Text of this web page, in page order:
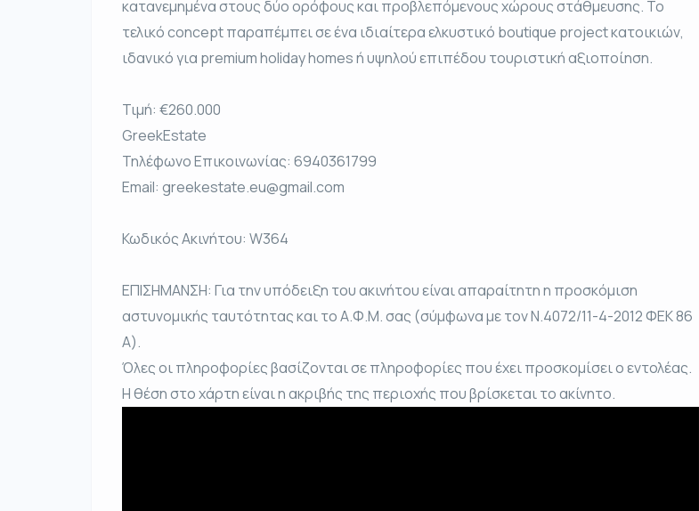
κατανεμημένα στους δύο ορόφους και προβλεπόμενους χώρους στάθμευσης. Το
τελικό concept παραπέμπει σε ένα ιδιαίτερα ελκυστικό boutique project κατοικιών,
ιδανικό για premium holiday homes ή υψηλού επιπέδου τουριστική αξιοποίηση.
Τιμή: €260.000
GreekEstate
Τηλέφωνο Επικοινωνίας: 6940361799
Email: greekestate.eu@gmail.com
Κωδικός Ακινήτου: W364
ΕΠΙΣΗΜΑΝΣΗ: Για την υπόδειξη του ακινήτου είναι απαραίτητη η προσκόμιση
αστυνομικής ταυτότητας και το Α.Φ.Μ. σας (σύμφωνα με τον Ν.4072/11-4-2012 ΦΕΚ 86
Α).
Όλες οι πληροφορίες βασίζονται σε πληροφορίες που έχει προσκομίσει ο εντολέας.
Η θέση στο χάρτη είναι η ακριβής της περιοχής που βρίσκεται το ακίνητο.